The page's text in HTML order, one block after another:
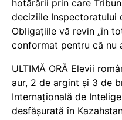
hotărârii prin care
deciziile Inspectoratului
Obligațiile vă revin „în
conformat pentru că nu
ULTIMĂ ORĂ Elevii
aur, 2 de argint și 3 de
Internațională de
desfășurată în